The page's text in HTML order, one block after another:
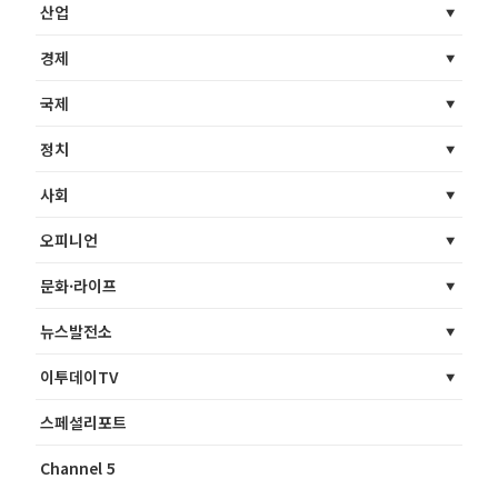
산업
경제
국제
정치
사회
오피니언
문화·라이프
뉴스발전소
이투데이TV
스페셜리포트
Channel 5